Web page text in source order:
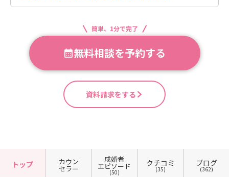
簡単、1分で完了
無料相談を予約する
資料請求をする
トップ カウン
セラー
成婚者
エピソード
(50)
クチコミ
(35)
ブログ
(362)